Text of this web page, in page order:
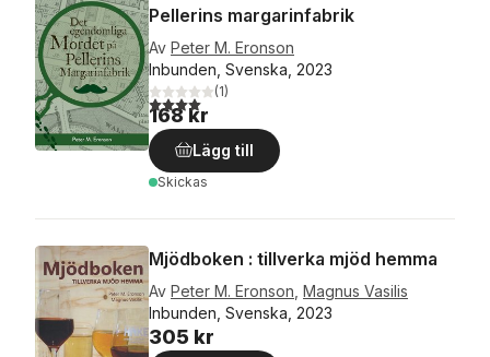
Pellerins margarinfabrik
Av Peter M. Eronson
Inbunden, Svenska, 2023
4,0utav 5 stjärnor. Totalt antal röster:
(1)
168 kr
Lägg till
Skickas
Mjödboken : tillverka mjöd hemma
Av Peter M. Eronson Magnus Vasilis
Inbunden, Svenska, 2023
305 kr